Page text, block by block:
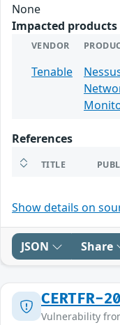
None
Impacted products
VENDOR
Tenable
References
TITLE
Show details on
JSON Share
CERTFR-
Vulnerability